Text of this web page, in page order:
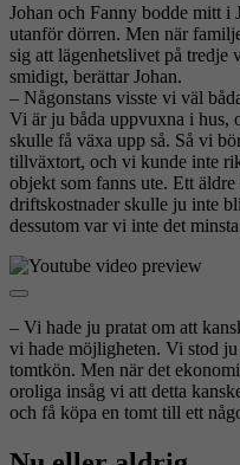
Johan och Fanny bodde mitt i
utanför dörren. Men när
sig att lägenhetslivet på tredje
smidigt, berättar Johan.
– Någonstans visste vi väl
Vi är ju båda uppvuxna i hus,
skulle få växa upp så. Så vi
tillväxtort, och vi kunde inte
objekt som fanns ute. Ett
driftskostnader skulle ju inte
dessutom var vi inte det
– Vi hade ju pratat om att
vi hade möjligheten. Vi stod
tomtkön. Men när det
oroliga insåg vi att detta
och få köpa en tomt till ett